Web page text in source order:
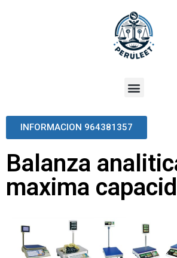
INFORMACION 964381357
Balanza
maxima